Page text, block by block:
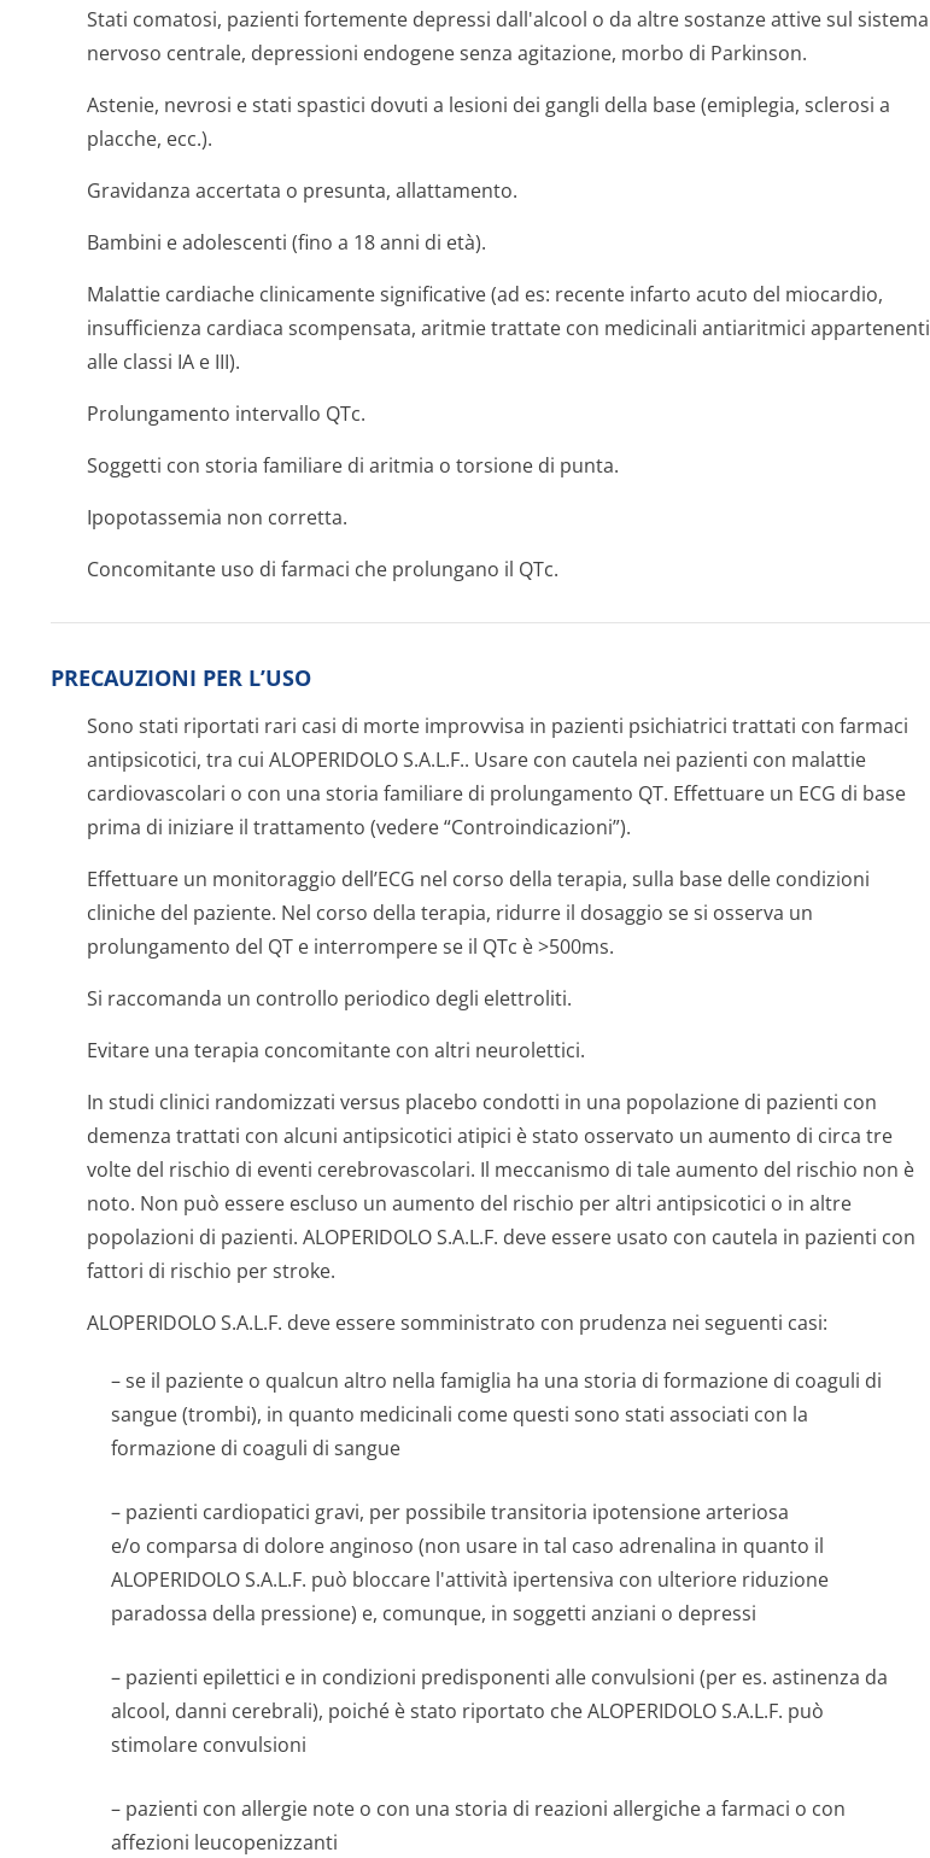
Stati comatosi, pazienti fortemente depressi dall'alcool o da altre sostanze attive sul sistema
nervoso centrale, depressioni endogene senza agitazione, morbo di Parkinson.
Astenie, nevrosi e stati spastici dovuti a lesioni dei gangli della base (emiplegia, sclerosi a
placche, ecc.).
Gravidanza accertata o presunta, allattamento.
Bambini e adolescenti (fino a 18 anni di età).
Malattie cardiache clinicamente significative (ad es: recente infarto acuto del miocardio,
insufficienza cardiaca scompensata, aritmie trattate con medicinali antiaritmici appartenenti
alle classi IA e III).
Prolungamento intervallo QTc.
Soggetti con storia familiare di aritmia o torsione di punta.
Ipopotassemia non corretta.
Concomitante uso di farmaci che prolungano il QTc.
PRECAUZIONI PER L’USO
Sono stati riportati rari casi di morte improvvisa in pazienti psichiatrici trattati con farmaci
antipsicotici, tra cui ALOPERIDOLO S.A.L.F.. Usare con cautela nei pazienti con malattie
cardiovascolari o con una storia familiare di prolungamento QT. Effettuare un ECG di base
prima di iniziare il trattamento (vedere “Controindica­zioni”).
Effettuare un monitoraggio dell’ECG nel corso della terapia, sulla base delle condizioni
cliniche del paziente. Nel corso della terapia, ridurre il dosaggio se si osserva un
prolungamento del QT e interrompere se il QTc è >500ms.
Si raccomanda un controllo periodico degli elettroliti.
Evitare una terapia concomitante con altri neurolettici.
In studi clinici randomizzati versus placebo condotti in una popolazione di pazienti con
demenza trattati con alcuni antipsicotici atipici è stato osservato un aumento di circa tre
volte del rischio di eventi cerebrovascolari. Il meccanismo di tale aumento del rischio non è
noto. Non può essere escluso un aumento del rischio per altri antipsicotici o in altre
popolazioni di pazienti. ALOPERIDOLO S.A.L.F. deve essere usato con cautela in pazienti con
fattori di rischio per stroke.
ALOPERIDOLO S.A.L.F. deve essere somministrato con prudenza nei seguenti casi:
– se il paziente o qualcun altro nella famiglia ha una storia di formazione di coaguli di
sangue (trombi), in quanto medicinali come questi sono stati associati con la
formazione di coaguli di sangue
– pazienti cardiopatici gravi, per possibile transitoria ipotensione arteriosa
e/o comparsa di dolore anginoso (non usare in tal caso adrenalina in quanto il
ALOPERIDOLO S.A.L.F. può bloccare l'attività ipertensiva con ulteriore riduzione
paradossa della pressione) e, comunque, in soggetti anziani o depressi
– pazienti epilettici e in condizioni predisponenti alle convulsioni (per es. astinenza da
alcool, danni cerebrali), poiché è stato riportato che ALOPERIDOLO S.A.L.F. può
stimolare convulsioni
– pazienti con allergie note o con una storia di reazioni allergiche a farmaci o con
affezioni leucopenizzanti